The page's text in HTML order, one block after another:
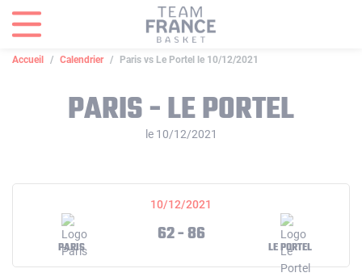
Accueil Calendrier Paris vs Le Portel le 10/12/2021
PARIS - LE PORTEL
le 10/12/2021
10/12/2021
PARIS
62 - 86
LE PORTEL
Panneau de gestion des cookies